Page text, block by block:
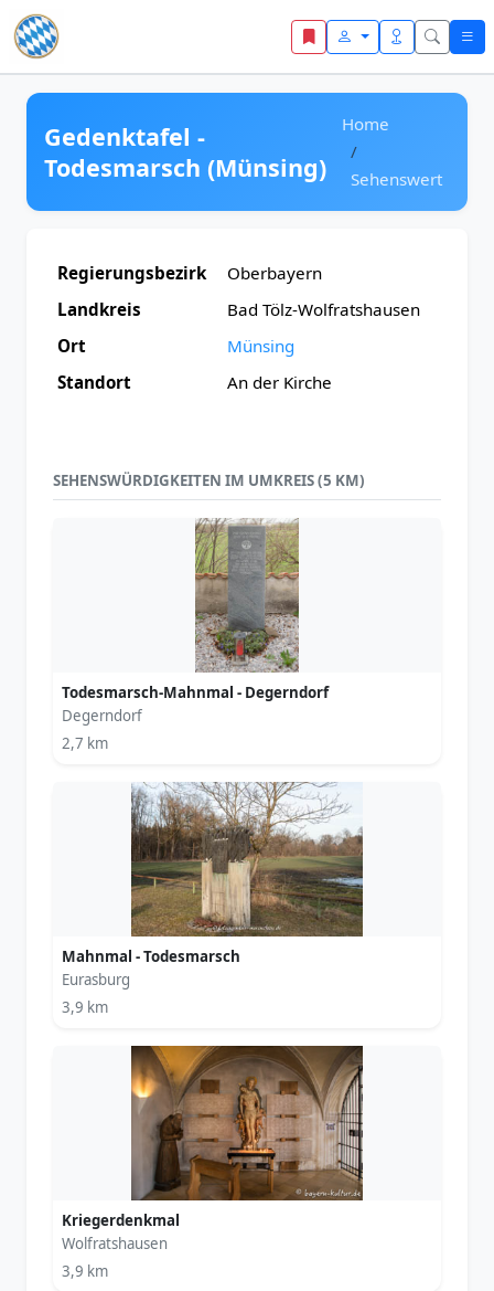
Zum Inhalt springen
Gedenktafel -
Todesmarsch (Münsing)
Home
Sehenswert
Regierungsbezirk
Oberbayern
Landkreis
Bad Tölz-Wolfratshausen
Ort
Münsing
Standort
An der Kirche
SEHENSWÜRDIGKEITEN IM UMKREIS (5 KM)
Todesmarsch-Mahnmal - Degerndorf
Degerndorf
2,7 km
Mahnmal - Todesmarsch
Eurasburg
3,9 km
Kriegerdenkmal
Wolfratshausen
3,9 km